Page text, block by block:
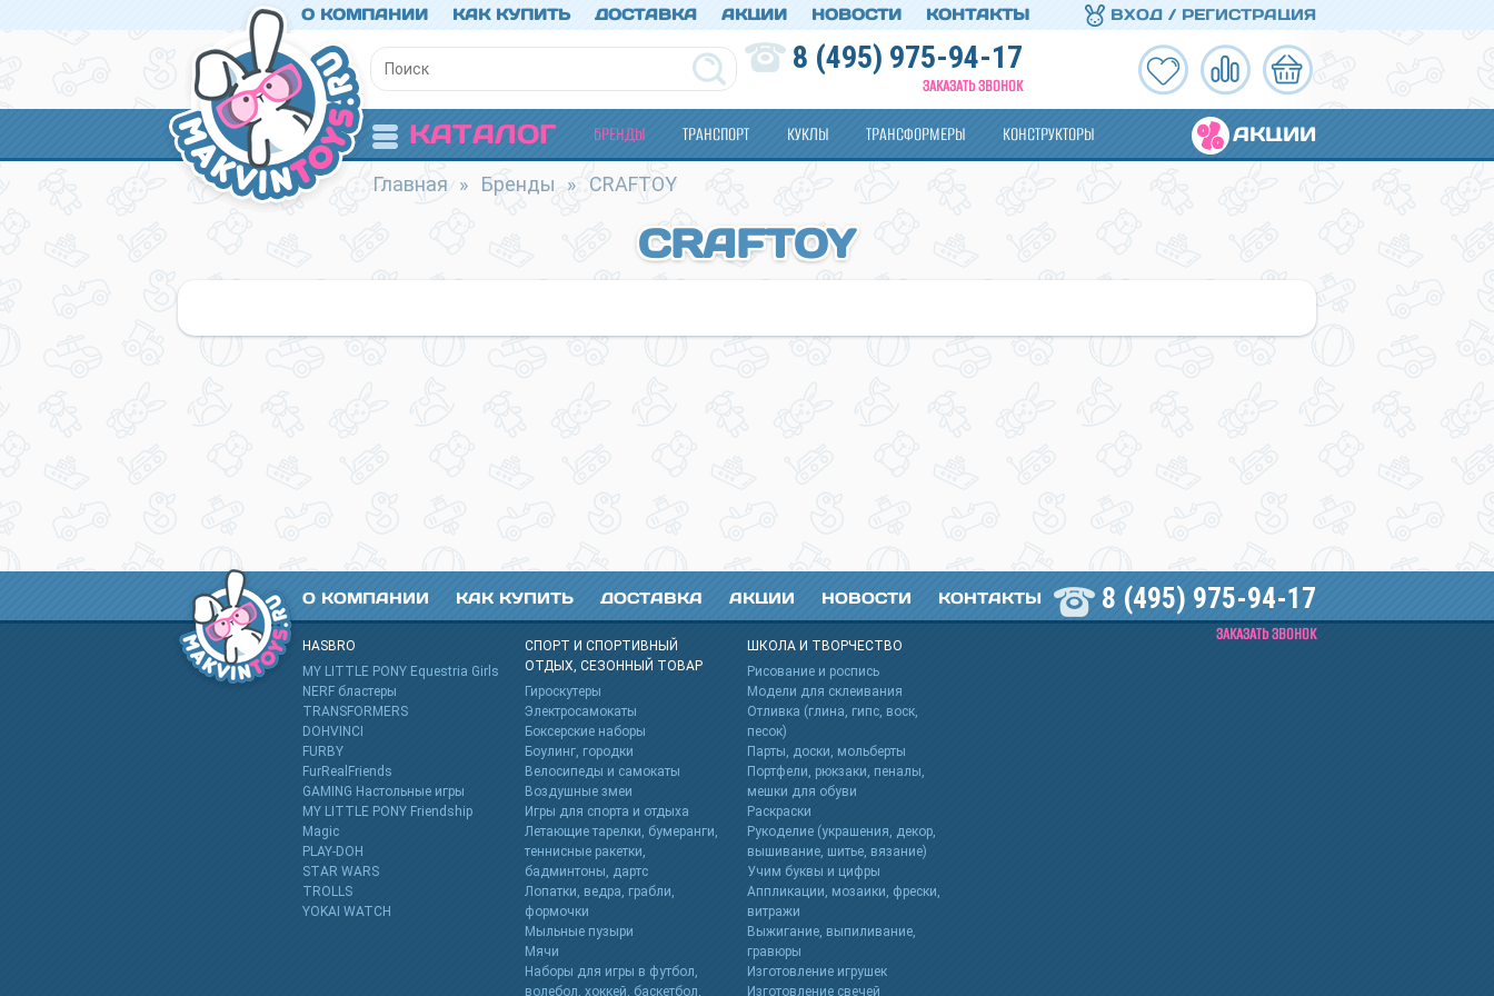
О КОМПАНИИ КАК КУПИТЬ ДОСТАВКА АКЦИИ НОВОСТИ КОНТАКТЫ ВХОД / РЕГИСТРАЦИЯ
8 (495) 975-94-17
ЗАКАЗАТЬ ЗВОНОК
КАТАЛОГ БРЕНДЫ ТРАНСПОРТ КУКЛЫ ТРАНСФОРМЕРЫ КОНСТРУКТОРЫ АКЦИИ
Главная » Бренды » CRAFTOY
CRAFTOY
О КОМПАНИИ КАК КУПИТЬ ДОСТАВКА АКЦИИ НОВОСТИ КОНТАКТЫ 8 (495) 975-94-17
ЗАКАЗАТЬ ЗВОНОК
HASBRO
MY LITTLE PONY Equestria Girls
NERF бластеры
TRANSFORMERS
DOHVINCI
FURBY
FurRealFriends
GAMING Настольные игры
MY LITTLE PONY Friendship
Magic
PLAY-DOH
STAR WARS
TROLLS
YOKAI WATCH
СПОРТ И СПОРТИВНЫЙ
ОТДЫХ, СЕЗОННЫЙ ТОВАР
Гироскутеры
Электросамокаты
Боксерские наборы
Боулинг, городки
Велосипеды и самокаты
Воздушные змеи
Игры для спорта и отдыха
Летающие тарелки, бумеранги,
теннисные ракетки,
бадминтоны, дартс
Лопатки, ведра, грабли,
формочки
Мыльные пузыри
Мячи
Наборы для игры в футбол,
волебол, хоккей, баскетбол,
ШКОЛА И ТВОРЧЕСТВО
Рисование и роспись
Модели для склеивания
Отливка (глина, гипс, воск,
песок)
Парты, доски, мольберты
Портфели, рюкзаки, пеналы,
мешки для обуви
Раскраски
Рукоделие (украшения, декор,
вышивание, шитье, вязание)
Учим буквы и цифры
Аппликации, мозаики, фрески,
витражи
Выжигание, выпиливание,
гравюры
Изготовление игрушек
Изготовление свечей